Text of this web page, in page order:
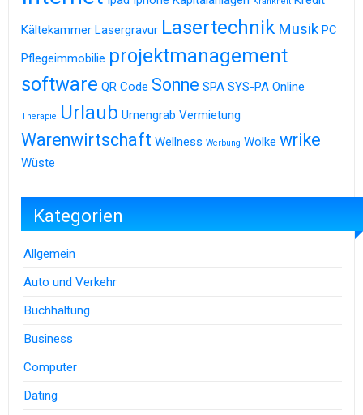
Kältekammer Lasergravur Lasertechnik Musik PC
Pflegeimmobilie projektmanagement
software QR Code Sonne SPA SYS-PA Online
Therapie Urlaub Urnengrab Vermietung
Warenwirtschaft Wellness Werbung Wolke wrike
Wüste
Kategorien
Allgemein
Auto und Verkehr
Buchhaltung
Business
Computer
Dating